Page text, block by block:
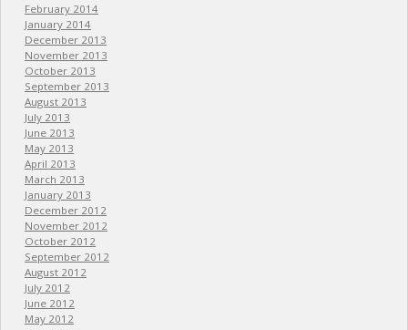
February 2014
January 2014
December 2013
November 2013
October 2013
September 2013
August 2013
July 2013
June 2013
May 2013
April 2013
March 2013
January 2013
December 2012
November 2012
October 2012
September 2012
August 2012
July 2012
June 2012
May 2012